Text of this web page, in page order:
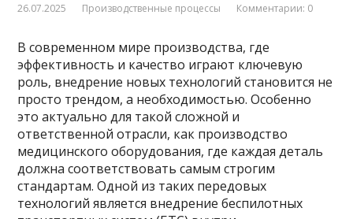
26.07.2025 Производственные процессы Комментарии: 0
В современном мире производства, где
эффективность и качество играют ключевую
роль, внедрение новых технологий становится не
просто трендом, а необходимостью. Особенно
это актуально для такой сложной и
ответственной отрасли, как производство
медицинского оборудования, где каждая деталь
должна соответствовать самым строгим
стандартам. Одной из таких передовых
технологий является внедрение беспилотных